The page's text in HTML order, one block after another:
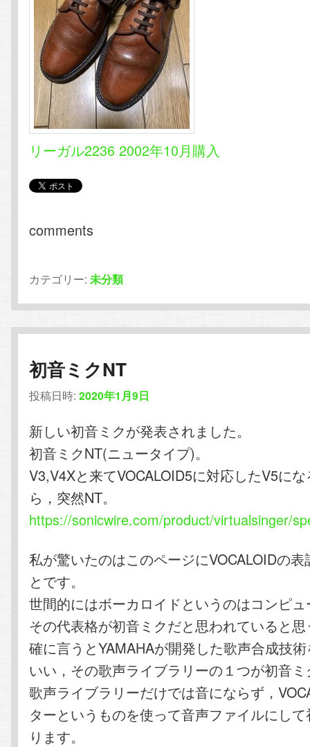
リーガル2236 2002年10月購入
comments
カテゴリー: 未分類
初音ミクNT
投稿日時:2020年1月9日
新しい初音ミクが発表されました。
初音ミクNT(ニュータイプ)。
V3,V4Xと来てVOCALOID5に対応したV5に
ら，突然NT。
https://sonicwire.com/product/virtualsinger/
私が驚いたのはこのページにVOCALOIDの
とです。
世間的にはボーカロイドというのはコンピ
その代表格が初音ミクだと思われていると
確に言うとYAMAHAが開発した歌声合成技
いい，その歌声ライブラリーの１つが初音
歌声ライブラリーだけでは音にならず，
ターというものを使って音声ファイルにし
ります。